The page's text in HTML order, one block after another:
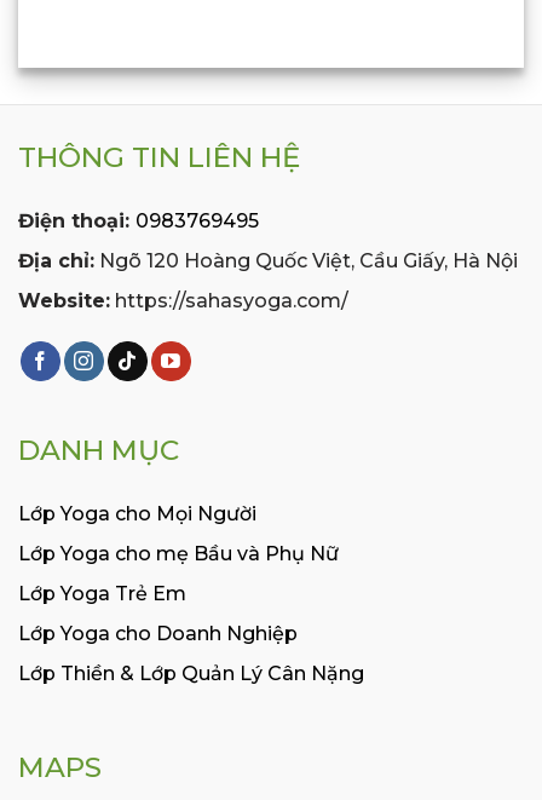
THÔNG TIN LIÊN HỆ
Điện thoại: 0983769495
Địa chỉ: Ngõ 120 Hoàng Quốc Việt, Cầu Giấy, Hà Nội
Website: https://sahasyoga.com/
DANH MỤC
Lớp Yoga cho Mọi Người
Lớp Yoga cho mẹ Bầu và Phụ Nữ
Lớp Yoga Trẻ Em
Lớp Yoga cho Doanh Nghiệp
Lớp Thiền & Lớp Quản Lý Cân Nặng
MAPS